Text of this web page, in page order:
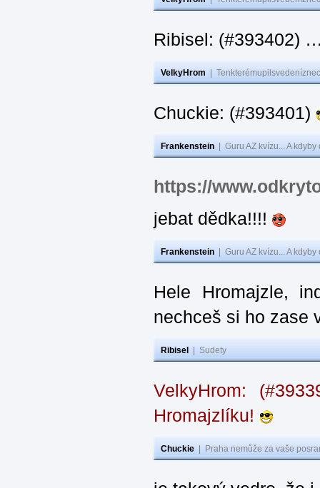
Ribisel: (#393402)
VelkyHrom
Chuckie: (#393401)
Frankenstein Guru AZ kvízu... A
https://
jebat dědka!!!!
Frankenstein Guru AZ kvízu... A
Hele Hromajzle,
nechceš si ho zase
Ribisel Sudety
VelkyHrom:
Hromajzlíku!
Chuckie Praha nemůže za vaše